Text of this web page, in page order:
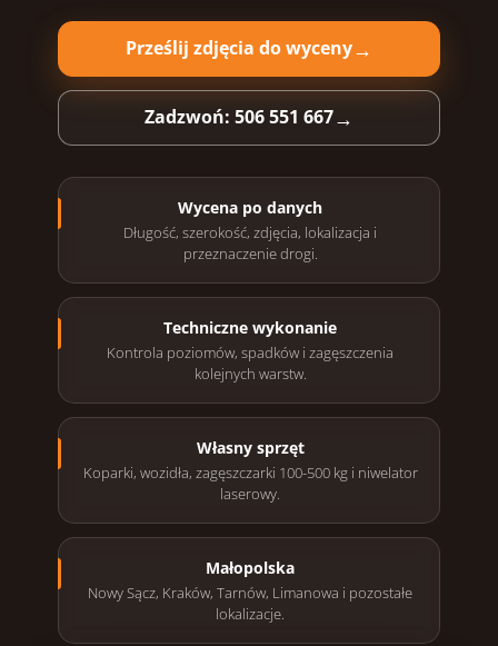
Prześlij zdjęcia do wyceny
Zadzwoń: 506 551 667
Wycena po danych
Długość, szerokość, zdjęcia, lokalizacja i
przeznaczenie drogi.
Techniczne wykonanie
Kontrola poziomów, spadków i zagęszczenia
kolejnych warstw.
Własny sprzęt
Koparki, wozidła, zagęszczarki 100-500 kg i niwelator
laserowy.
Małopolska
Nowy Sącz, Kraków, Tarnów, Limanowa i pozostałe
lokalizacje.